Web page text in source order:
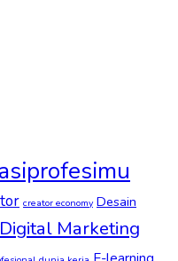
creator economy Desain
Digital Marketing